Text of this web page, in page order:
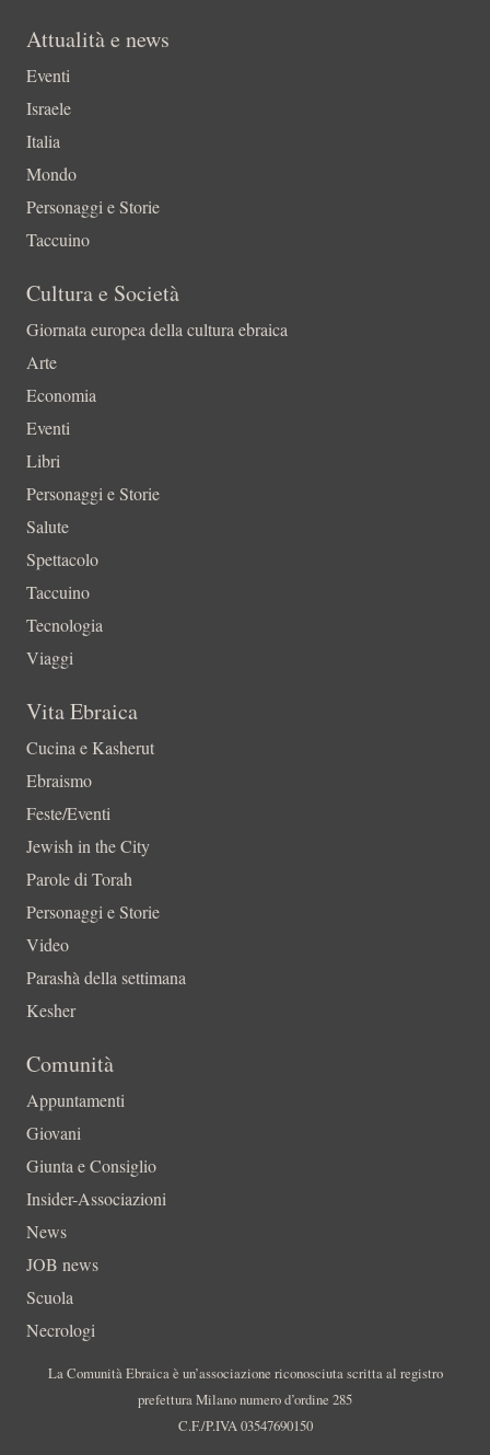
Attualità e news
Eventi
Israele
Italia
Mondo
Personaggi e Storie
Taccuino
Cultura e Società
Giornata europea della cultura ebraica
Arte
Economia
Eventi
Libri
Personaggi e Storie
Salute
Spettacolo
Taccuino
Tecnologia
Viaggi
Vita Ebraica
Cucina e Kasherut
Ebraismo
Feste/Eventi
Jewish in the City
Parole di Torah
Personaggi e Storie
Video
Parashà della settimana
Kesher
Comunità
Appuntamenti
Giovani
Giunta e Consiglio
Insider-Associazioni
News
JOB news
Scuola
Necrologi
La Comunità Ebraica è un’associazione riconosciuta scritta al registro
prefettura Milano numero d’ordine 285
C.F./P.IVA 03547690150